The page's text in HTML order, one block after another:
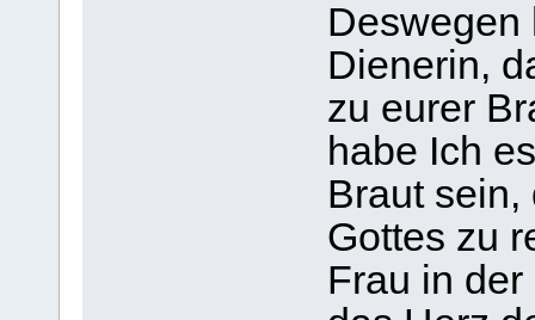
Deswegen
Dienerin,
zu eurer
habe Ich
Braut
Gottes zu
Frau in